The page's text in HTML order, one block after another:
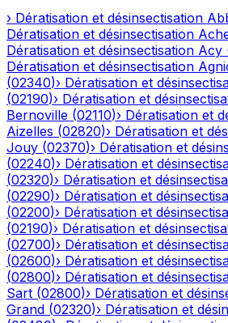
› Dératisation et désinsectisation
Dératisation et désinsectisation
Dératisation et désinsectisation Acy
Dératisation et désinsectisation
(02340)› Dératisation et
(02190)› Dératisation et
Bernoville (02110)› Dératisation et
Aizelles (02820)› Dératisation et
Jouy (02370)› Dératisation et
(02240)› Dératisation et
(02320)› Dératisation et
(02290)› Dératisation et
(02200)› Dératisation et
(02190)› Dératisation et
(02700)› Dératisation et
(02600)› Dératisation et
(02800)› Dératisation et
Sart (02800)› Dératisation et
Grand (02320)› Dératisation et